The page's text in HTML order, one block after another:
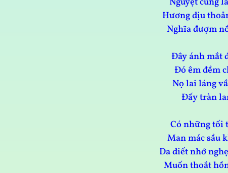
Hương dịu
Nghĩa đượm
Đây ánh mắt
Đó êm đềm
Nọ lai láng
Đấy tràn
Có những tối
Man mác sầu
Da diết nhớ
Muốn thoắt